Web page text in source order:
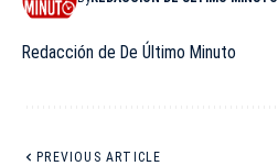
Redacción de De Último Minuto
PREVIOUS ARTICLE